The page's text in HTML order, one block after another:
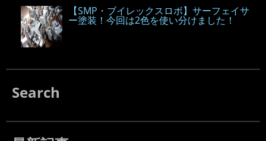
【SMP・ブイレックスロボ】サーフェイサ
ー塗装！今回は2色を使い分けました！
Search